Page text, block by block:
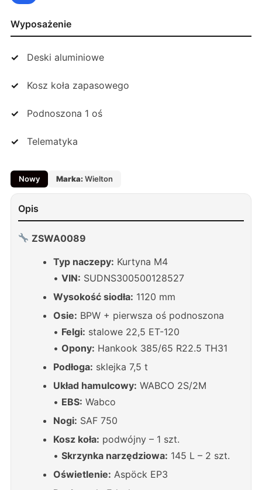
Wyposażenie
Deski aluminiowe
Kosz koła zapasowego
Podnoszona 1 oś
Telematyka
Nowy Marka:Wielton
Opis
ZSWA0089
Typ naczepy: Kurtyna M4
• VIN: SUDNS300500128527
Wysokość siodła: 1120 mm
Osie: BPW + pierwsza oś podnoszona
• Felgi: stalowe 22,5 ET-120
• Opony: Hankook 385/65 R22.5 TH31
Podłoga: sklejka 7,5 t
Układ hamulcowy: WABCO 2S/2M
• EBS: Wabco
Nogi: SAF 750
Kosz koła: podwójny – 1 szt.
• Skrzynka narzędziowa: 145 L – 2 szt.
Oświetlenie: Aspöck EP3